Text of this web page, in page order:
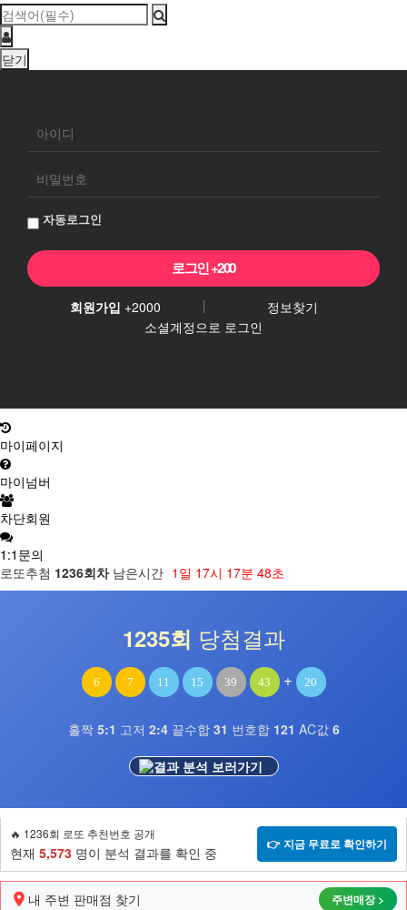
닫기
회
원
로
그
인
자동로그인
회원가입 +2000
정보찾기
소셜계정으로 로그인
마이페이지
마이넘버
차단회원
1:1문의
로또추첨 1236회차남은시간 1일 17시 17분 47초
1235회 당첨결과
6 7 11 15 39 43 + 20
홀짝 5:1 고저 2:4끝수합 31 번호합 121 AC값 6
결과 분석 보러가기
🔥 1236회 로또 추천번호 공개
현재 5,573 명이 분석 결과를 확인 중 👉 지금 무료로 확인하기
내 주변 판매점 찾기 주변매장 >